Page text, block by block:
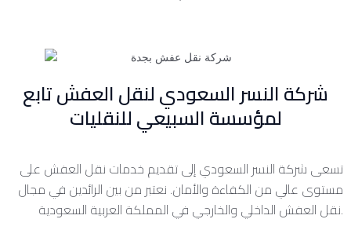
شركة النسر السعودي لنقل العفش تابع
لمؤسسة السبيعي للنقليات
تسعى شركة النسر السعودي إلى تقديم خدمات نقل العفش على
مستوى عالي من الكفاءة والأمان. نعتبر من بين الرائدين في مجال
نقل العفش الداخلي والخارجي في المملكة العربية السعودية.